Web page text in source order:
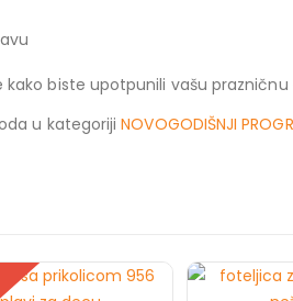
biste upotpunili vašu prazničnu
u kategorijiNOVOGODIŠNJI